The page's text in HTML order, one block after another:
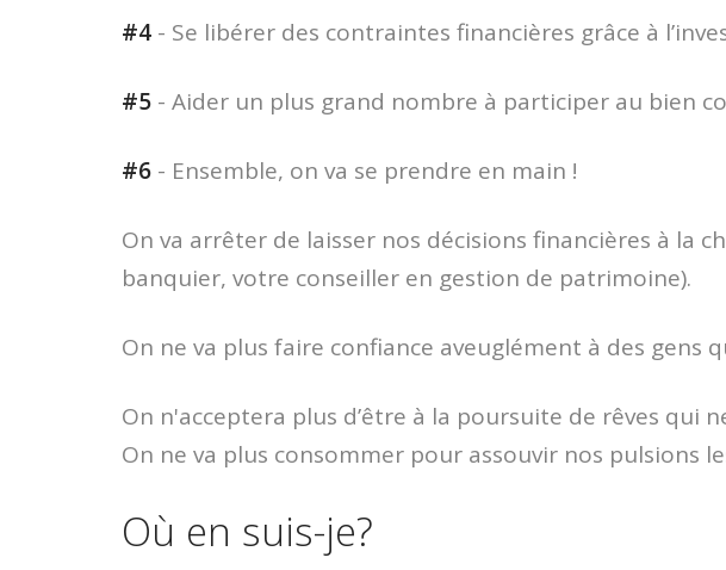
#4 - Se libérer des contraintes financières grâce à
#5 - Aider un plus grand nombre à participer au bien
#6 - Ensemble, on va se prendre en main !
On va arrêter de laisser nos décisions financières à la
banquier, votre conseiller en gestion de patrimoine).
On ne va plus faire confiance aveuglément à des gens
On n'acceptera plus d’être à la poursuite de rêves qui
On ne va plus consommer pour assouvir nos pulsions
Où en suis-je?